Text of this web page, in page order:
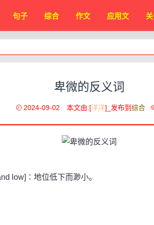
句子 综合 作文 应用文
卑微的反义词
2024-09-02 本文由:[洋洋]_发布到 综合
low]∶地位低下而渺小。